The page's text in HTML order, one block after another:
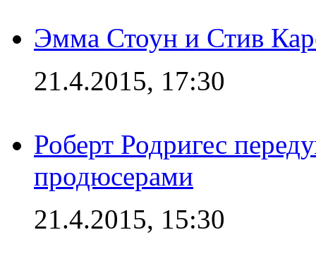
Эмма Стоун и Стив
21.4.2015, 17:30
Роберт Родригес
продюсерами
21.4.2015, 15:30